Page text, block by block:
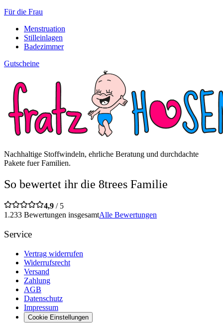
Für die Frau
Menstruation
Stilleinlagen
Badezimmer
Gutscheine
Nachhaltige Stoffwindeln, ehrliche Beratung und durchdachte
Pakete fuer Familien.
So bewertet ihr die 8trees Familie
4,9 / 5
1.233 Bewertungen insgesamtAlle Bewertungen
Service
Vertrag widerrufen
Widerrufsrecht
Versand
Zahlung
AGB
Datenschutz
Impressum
Cookie Einstellungen